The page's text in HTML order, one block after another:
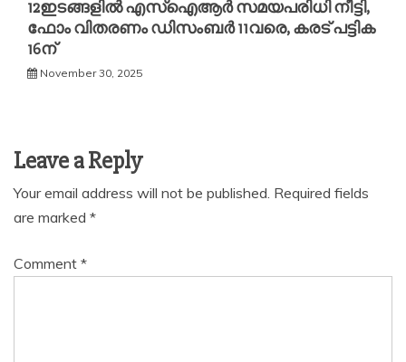
12ഇടങ്ങളിൽ എസ്ഐആര്‍ സമയപരിധി നീട്ടി,
ഫോം വിതരണം ഡിസംബര്‍ 11വരെ, കരട് പട്ടിക
16ന്
November 30, 2025
Leave a Reply
Your email address will not be published. Required fields
are marked *
Comment *